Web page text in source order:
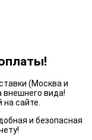
(Москва и
внешнего вида!
на сайте.
и безопасная